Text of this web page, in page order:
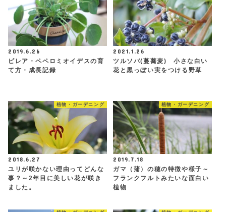
2019.6.26
ピレア・ペペロミオイデスの育
て方・成長記録
2021.1.26
ツルソバ(蔓蕎麦) 小さな白い
花と黒っぽい実をつける野草
植物・ガーデニング
2018.6.27
ユリが咲かない理由ってどんな
事？～2年目に美しい花が咲き
ました。
植物・ガーデニング
2019.7.18
ガマ（蒲）の穂の特徴や様子～
フランクフルトみたいな面白い
植物